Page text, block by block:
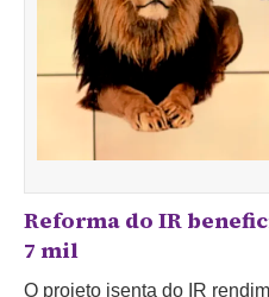
Reforma do IR
7 mil
O projeto isenta do IR